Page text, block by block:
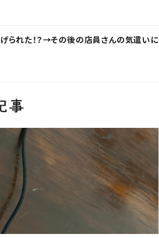
られた！？→その後の店員さんの気遣いに